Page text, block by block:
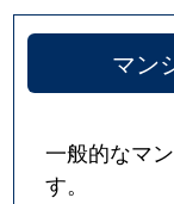
マン
一般的なマ
す。